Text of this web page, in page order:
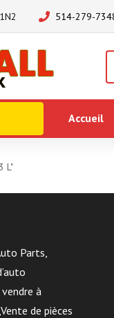
514-279-
Accueil
L"
Parts,
à
de pièces